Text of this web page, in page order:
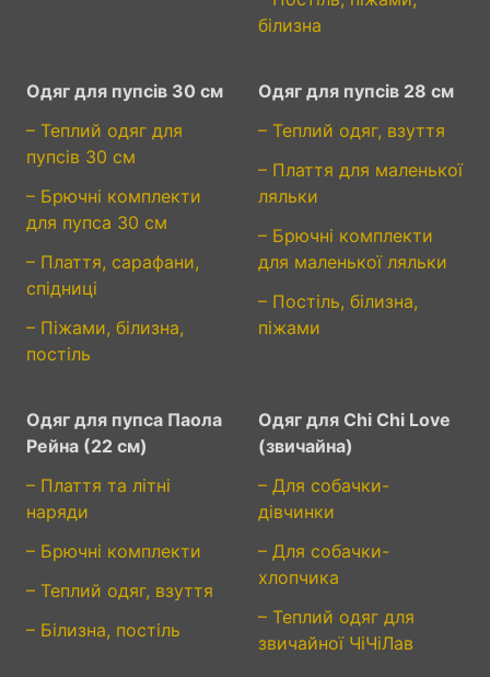
білизна
Одяг для пупсів 30 см
– Теплий одяг для
пупсів 30 см
– Брючні комплекти
для пупса 30 см
– Плаття, сарафани,
спідниці
– Піжами, білизна,
постіль
Одяг для пупсів 28 см
– Теплий одяг, взуття
– Плаття для маленької
ляльки
– Брючні комплекти
для маленької ляльки
– Постіль, білизна,
піжами
Одяг для пупса Паола
Рейна (22 см)
– Плаття та літні
наряди
– Брючні комплекти
– Теплий одяг, взуття
– Білизна, постіль
Одяг для Chi Chi Love
(звичайна)
– Для собачки-
дівчинки
– Для собачки-
хлопчика
– Теплий одяг для
звичайної ЧіЧіЛав